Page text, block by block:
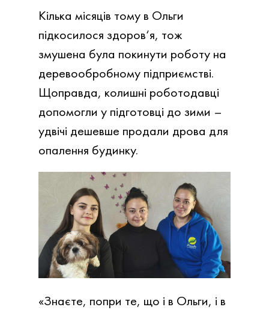
Кілька місяців тому в Ольги
підкосилося здоров‘я, тож
змушена була покинути роботу на
деревообробному підприємстві.
Щоправда, колишні роботодавці
допомогли у підготовці до зими –
удвічі дешевше продали дрова для
опалення будинку.
«Знаєте, попри те, що і в Ольги, і в